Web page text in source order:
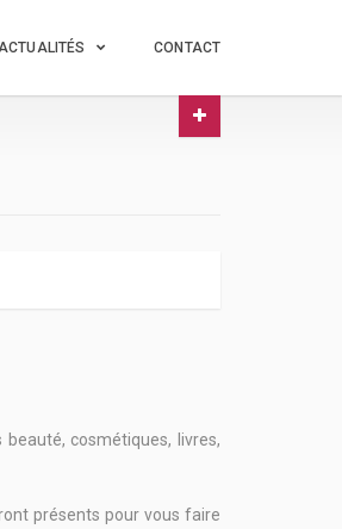
CONTACT
cosmétiques, livres,
présents pour vous faire